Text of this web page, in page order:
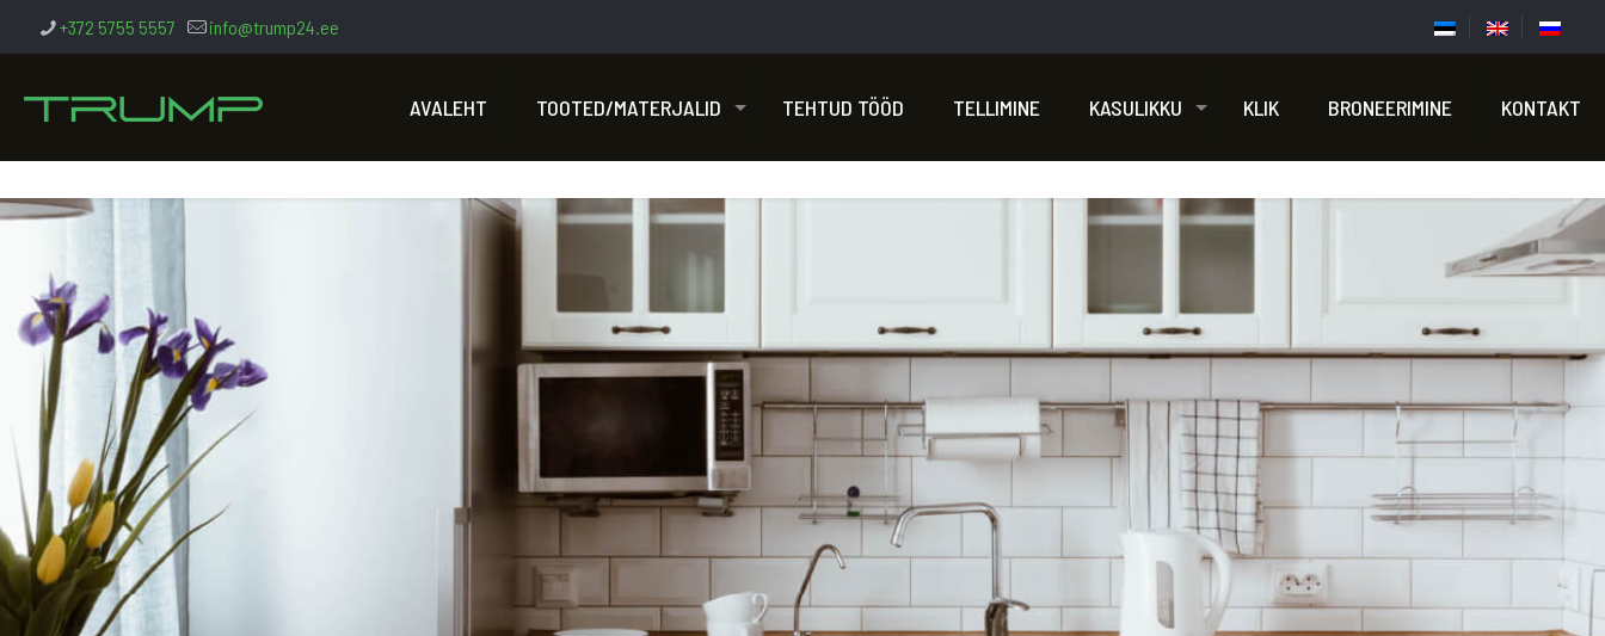
+372 5755 5557 info@trump24.ee
AVALEHT TOOTED/MATERJALID TEHTUD TÖÖD TELLIMINE KASULIKKU KLIK BRONEERIMINE KONTAKT